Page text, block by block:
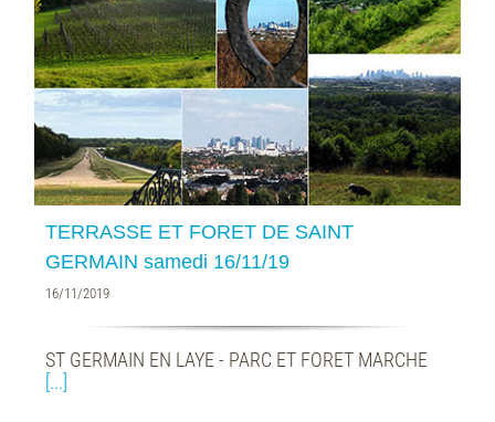
TERRASSE ET FORET DE SAINT
GERMAIN samedi 16/11/19
16/11/2019
ST GERMAIN EN LAYE - PARC ET FORET MARCHE
[...]